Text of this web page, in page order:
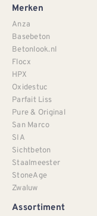
Merken
Anza
Basebeton
Betonlook.nl
Flocx
HPX
Oxidestuc
Parfait Liss
Pure & Original
San Marco
SIA
Sichtbeton
Staalmeester
StoneAge
Zwaluw
Assortiment